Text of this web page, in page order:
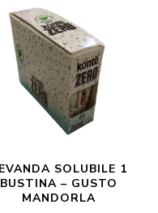
SOLUBILE 1
BUSTINA – GUSTO
MANDORLA